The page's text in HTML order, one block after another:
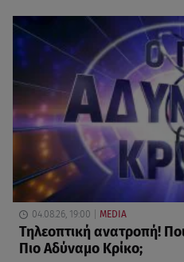
04.08.26, 19:00 MEDIA
Τηλεοπτική ανατροπή!
Πιο Αδύναμο Κρίκο;